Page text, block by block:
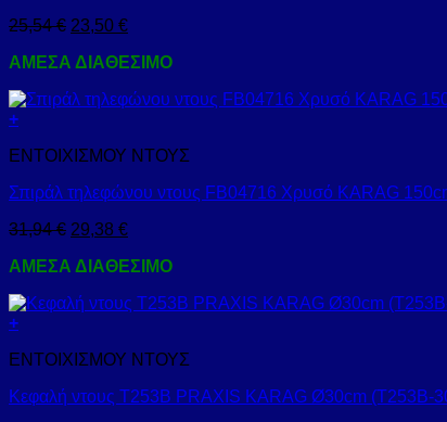
25,54€ 23,50 €
ΑΜΕΣΑ ΔΙΑΘΕΣΙΜΟ
+
ΕΝΤΟΙΧΙΣΜΟΥ ΝΤΟΥΣ
Σπιράλ τηλεφώνου ντους FB04716 Χρυσό KARAG
31,94€ 29,38 €
ΑΜΕΣΑ ΔΙΑΘΕΣΙΜΟ
+
ΕΝΤΟΙΧΙΣΜΟΥ ΝΤΟΥΣ
Κεφαλή ντους Τ253Β PRAXIS KARAG Ø30cm (T253B-